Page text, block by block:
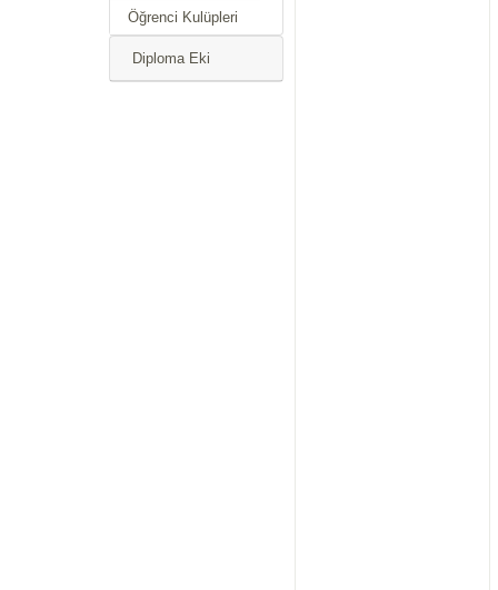
Öğrenci Kulüpleri
Diploma Eki